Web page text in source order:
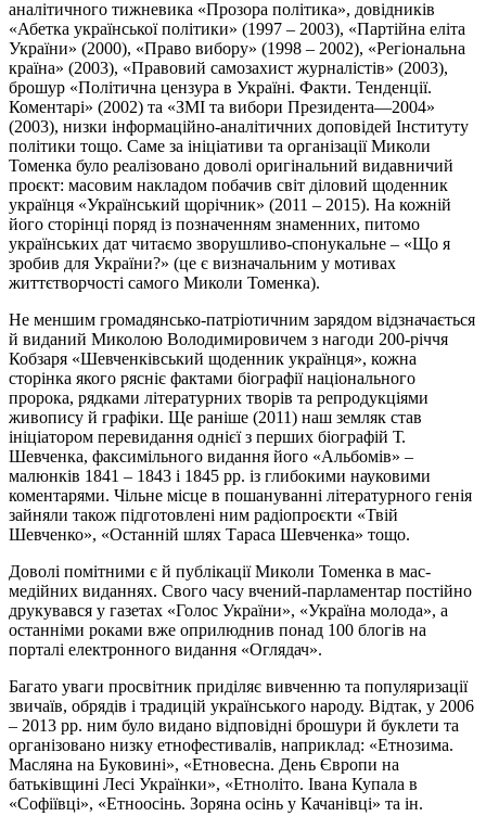
аналітичного тижневика «Прозора політика», довідників
«Абетка української політики» (1997 – 2003), «Партійна еліта
України» (2000), «Право вибору» (1998 – 2002), «Регіональна
країна» (2003), «Правовий самозахист журналістів» (2003),
брошур «Політична цензура в Україні. Факти. Тенденції.
Коментарі» (2002) та «ЗМІ та вибори Президента—2004»
(2003), низки інформаційно-аналітичних доповідей Інституту
політики тощо. Саме за ініціативи та організації Миколи
Томенка було реалізовано доволі оригінальний видавничий
проєкт: масовим накладом побачив світ діловий щоденник
українця «Український щорічник» (2011 – 2015). На кожній
його сторінці поряд із позначенням знаменних, питомо
українських дат читаємо зворушливо-спонукальне – «Що я
зробив для України?» (це є визначальним у мотивах
життєтворчості самого Миколи Томенка).
Не меншим громадянсько-патріотичним зарядом відзначається
й виданий Миколою Володимировичем з нагоди 200-річчя
Кобзаря «Шевченківський щоденник українця», кожна
сторінка якого рясніє фактами біографії національного
пророка, рядками літературних творів та репродукціями
живопису й графіки. Ще раніше (2011) наш земляк став
ініціатором перевидання однієї з перших біографій Т.
Шевченка, факсимільного видання його «Альбомів» –
малюнків 1841 – 1843 і 1845 рр. із глибокими науковими
коментарями. Чільне місце в пошануванні літературного генія
зайняли також підготовлені ним радіопроєкти «Твій
Шевченко», «Останній шлях Тараса Шевченка» тощо.
Доволі помітними є й публікації Миколи Томенка в мас-
медійних виданнях. Свого часу вчений-парламентар постійно
друкувався у газетах «Голос України», «Україна молода», а
останніми роками вже оприлюднив понад 100 блогів на
порталі електронного видання «Оглядач».
Багато уваги просвітник приділяє вивченню та популяризації
звичаїв, обрядів і традицій українського народу. Відтак, у 2006
– 2013 рр. ним було видано відповідні брошури й буклети та
організовано низку етнофестивалів, наприклад: «Етнозима.
Масляна на Буковині», «Етновесна. День Європи на
батьківщині Лесі Українки», «Етноліто. Івана Купала в
«Софіївці», «Етноосінь. Зоряна осінь у Качанівці» та ін.